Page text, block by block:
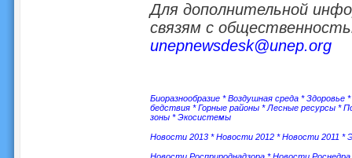
Для дополнительной
связям с
unepnewsdesk@unep.org
Биоразнообразие *Воздушная среда *Здоровье *
бедствия *Горные районы *Лесные ресурсы *
зоны *Экосистемы
Новости 2013*Новости 2012*Новости 2011 *